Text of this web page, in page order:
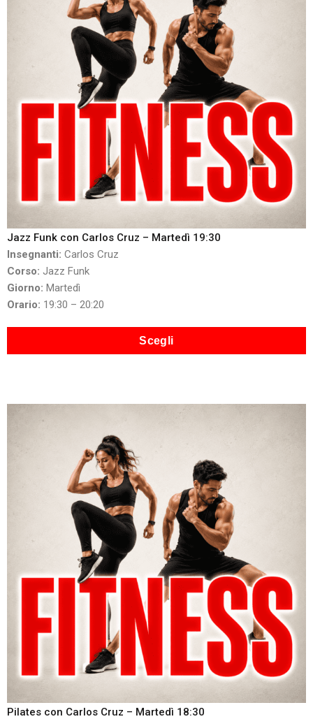
Jazz Funk con Carlos Cruz – Martedì 19:30
Insegnanti: Carlos Cruz
Corso: Jazz Funk
Giorno: Martedì
Orario: 19:30 – 20:20
Scegli
Pilates con Carlos Cruz – Martedì 18:30